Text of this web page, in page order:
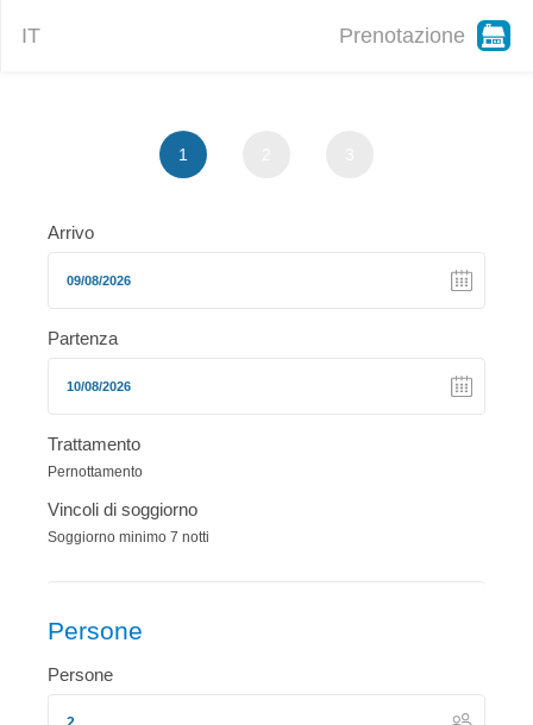
IT Prenotazione
1
Arrivo
Partenza
Trattamento
Pernottamento
Vincoli di soggiorno
Soggiorno minimo 7 notti
Persone
Persone